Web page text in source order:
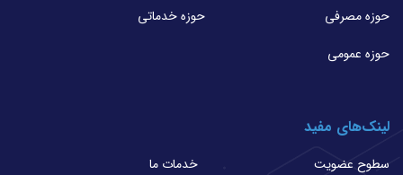
حوزه مصرفی
حوزه خدماتی
حوزه عمومی
لینک‌های مفید
سطوح عضویت
خدمات ما